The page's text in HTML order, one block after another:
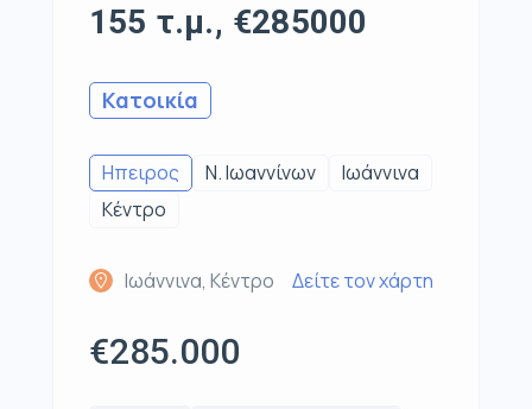
155 τ.μ., €285000
Κατοικία
Ηπειρος Ν. Ιωαννίνων
Ιωάννινα
Κέντρο
Ιωάννινα, Κέντρο Δείτε τον χάρτη
€285.000